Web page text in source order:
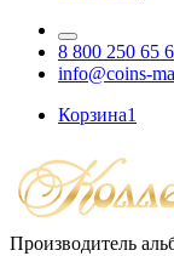
8 800 250 65
info@coins-
Корзина1
Производитель